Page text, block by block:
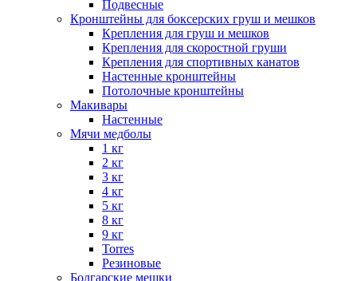
Подвесные
Кронштейны для боксерских груш и мешков
Крепления для груш и мешков
Крепления для скоростной груши
Крепления для спортивных канатов
Настенные кронштейны
Потолочные кронштейны
Макивары
Настенные
Мячи медболы
1 кг
2 кг
3 кг
4 кг
5 кг
8 кг
9 кг
Torres
Резиновые
Болгарские мешки